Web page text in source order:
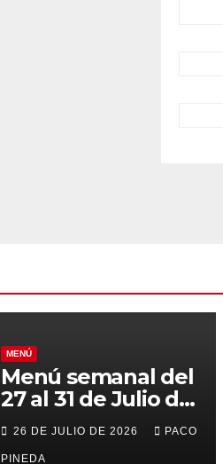
MENÚ
Menú semanal del
27 al 31 de Julio de
2026
26 DE JULIO DE 2026 PACO
PINEDA